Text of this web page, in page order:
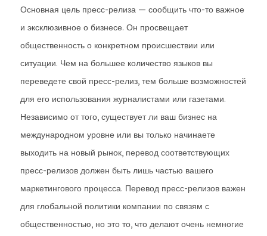
Основная цель пресс-релиза — сообщить что-то важное
и эксклюзивное о бизнесе. Он просвещает
общественность о конкретном происшествии или
ситуации. Чем на большее количество языков вы
переведете свой пресс-релиз, тем больше возможностей
для его использования журналистами или газетами.
Независимо от того, существует ли ваш бизнес на
международном уровне или вы только начинаете
выходить на новый рынок, перевод соответствующих
пресс-релизов должен быть лишь частью вашего
маркетингового процесса. Перевод пресс-релизов важен
для глобальной политики компании по связям с
общественностью, но это то, что делают очень немногие